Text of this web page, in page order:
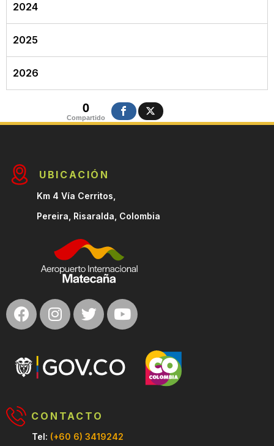
2024
2025
2026
0
Compartido
UBICACIÓN
Km 4 Vía Cerritos,
Pereira, Risaralda, Colombia
CONTACTO
Tel: (+60 6) 3419242